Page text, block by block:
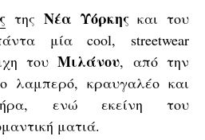
της Νέα Υόρκηςκαι του
μία cool, streetwear
τουΜιλάνου, από την
λαμπερό, κραυγαλέο και
ενώ εκείνη του
ματιά.